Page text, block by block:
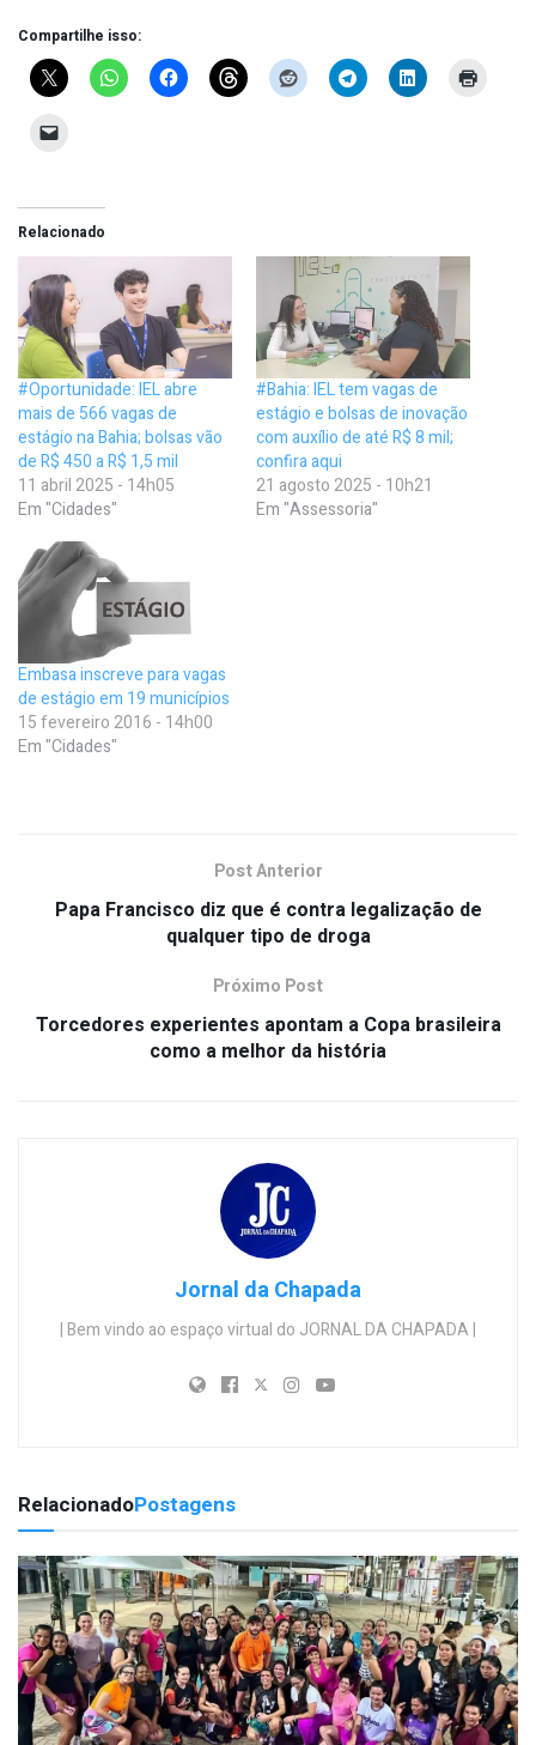
Compartilhe isso:
Relacionado
#Oportunidade: IEL abre
mais de 566 vagas de
estágio na Bahia; bolsas vão
de R$ 450 a R$ 1,5 mil
11 abril 2025 - 14h05
Em "Cidades"
#Bahia: IEL tem vagas de
estágio e bolsas de inovação
com auxílio de até R$ 8 mil;
confira aqui
21 agosto 2025 - 10h21
Em "Assessoria"
Embasa inscreve para vagas
de estágio em 19 municípios
15 fevereiro 2016 - 14h00
Em "Cidades"
Post Anterior
Papa Francisco diz que é contra legalização de
qualquer tipo de droga
Próximo Post
Torcedores experientes apontam a Copa brasileira
como a melhor da história
Jornal da Chapada
| Bem vindo ao espaço virtual do JORNAL DA CHAPADA |
RelacionadoPostagens